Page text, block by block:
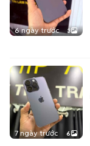
6 ngày trước 3
7 ngày trước 6